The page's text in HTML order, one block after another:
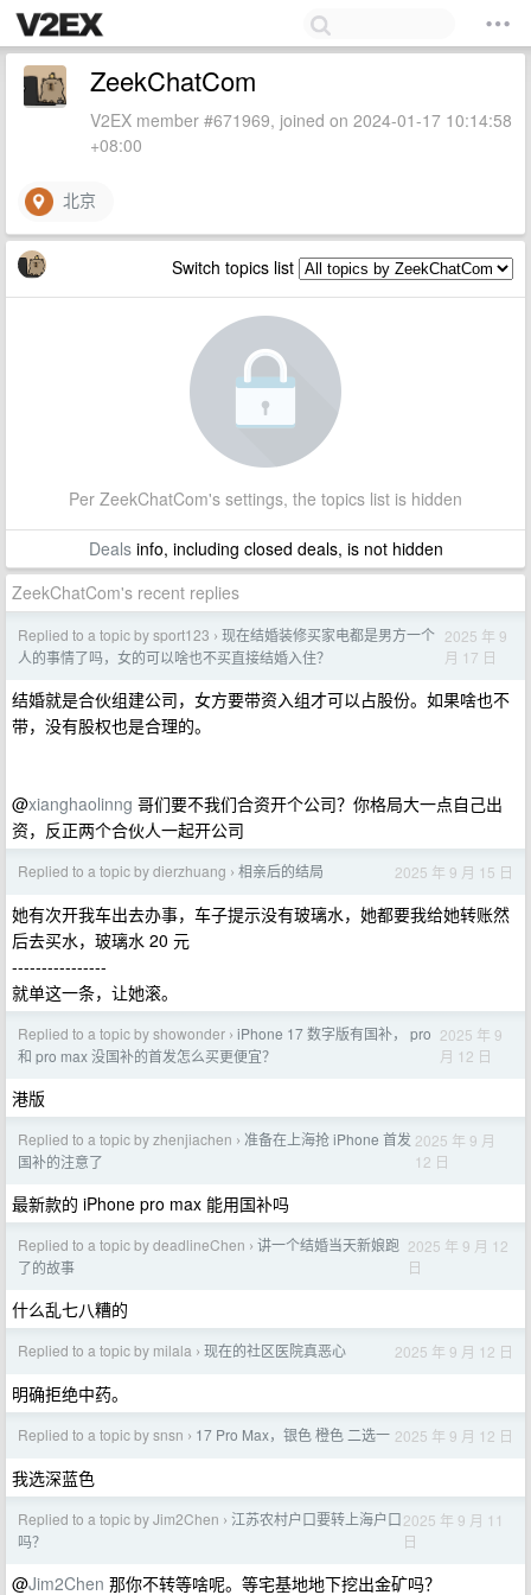
ZeekChatCom
V2EX member #671969, joined on 2024-01-17 10:14:58
+08:00
北京
Switch topics list
Per ZeekChatCom's settings, the topics list is hidden
Dealsinfo, including closed deals, is not hidden
ZeekChatCom's recent replies
Replied to a topic by sport123 › 现在结婚装修买家电都是男方一个
人的事情了吗，女的可以啥也不买直接结婚入住？
2025 年 9
月 17 日
结婚就是合伙组建公司，女方要带资入组才可以占股份。如果啥也不
带，没有股权也是合理的。
@xianghaolinng 哥们要不我们合资开个公司？你格局大一点自己出
资，反正两个合伙人一起开公司
Replied to a topic by dierzhuang › 相亲后的结局 2025 年 9 月 15 日
她有次开我车出去办事，车子提示没有玻璃水，她都要我给她转账然
后去买水，玻璃水 20 元
----------------
就单这一条，让她滚。
Replied to a topic by showonder › iPhone 17 数字版有国补， pro
和 pro max 没国补的首发怎么买更便宜？
2025 年 9
月 12 日
港版
Replied to a topic by zhenjiachen › 准备在上海抢 iPhone 首发
国补的注意了
2025 年 9 月
12 日
最新款的 iPhone pro max 能用国补吗
Replied to a topic by deadlineChen › 讲一个结婚当天新娘跑
了的故事
2025 年 9 月 12
日
什么乱七八糟的
Replied to a topic by milala › 现在的社区医院真恶心 2025 年 9 月 12 日
明确拒绝中药。
Replied to a topic by snsn › 17 Pro Max，银色 橙色 二选一 2025 年 9 月 12 日
我选深蓝色
Replied to a topic by Jim2Chen › 江苏农村户口要转上海户口
吗？
2025 年 9 月 11
日
@Jim2Chen 那你不转等啥呢。等宅基地地下挖出金矿吗？